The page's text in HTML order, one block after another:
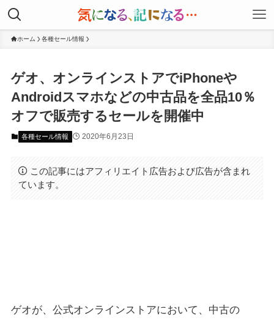
ホーム 各種セール情報
ゲオ、オンラインストアでiPhoneや
Androidスマホなどの中古品を全品10％
オフで販売するセールを開催中
各種セール情報 2020年6月23日
この記事にはアフィリエイト広告および広告が含まれ
ています。
ゲオが、公式オンラインストアにおいて、中古の